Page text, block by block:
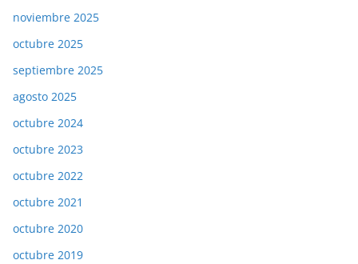
noviembre 2025
octubre 2025
septiembre 2025
agosto 2025
octubre 2024
octubre 2023
octubre 2022
octubre 2021
octubre 2020
octubre 2019